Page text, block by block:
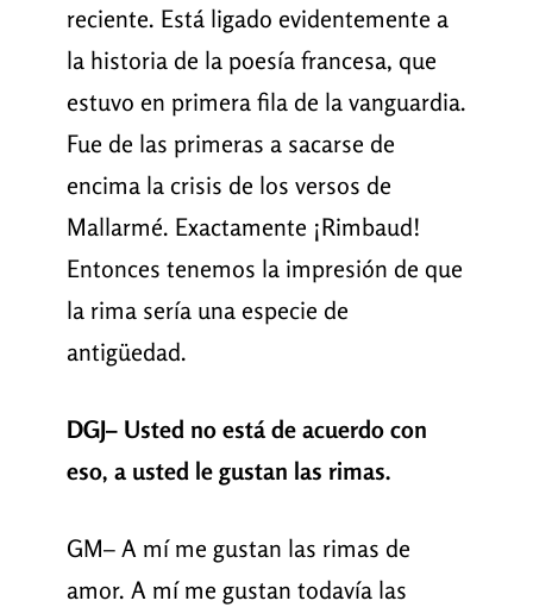
reciente. Está ligado evidentemente a
la historia de la poesía francesa, que
estuvo en primera fila de la vanguardia.
Fue de las primeras a sacarse de
encima la crisis de los versos de
Mallarmé. Exactamente ¡Rimbaud!
Entonces tenemos la impresión de que
la rima sería una especie de
antigüedad.
DGJ– Usted no está de acuerdo con
eso, a usted le gustan las rimas.
GM– A mí me gustan las rimas de
amor. A mí me gustan todavía las